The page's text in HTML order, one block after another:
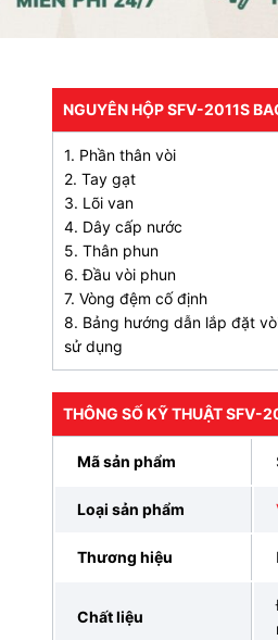
NGUYÊN HỘP SFV-2011S
1. Phần thân vòi
2. Tay gạt
3. Lõi van
4. Dây cấp nước
5. Thân phun
6. Đầu vòi phun
7. Vòng đệm cố định
8. Bảng hướng dẫn lắp đặt
sử dụng
THÔNG SỐ KỸ THUẬT SFV-
Mã sản phẩm
Loại sản phẩm
Thương hiệu
Chất liệu